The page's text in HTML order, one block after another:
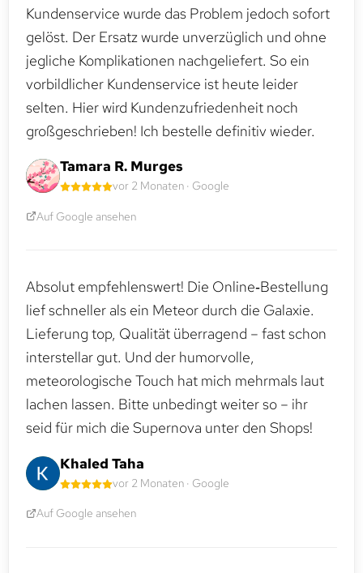
Kundenservice wurde das Problem jedoch sofort
gelöst. Der Ersatz wurde unverzüglich und ohne
jegliche Komplikationen nachgeliefert. So ein
vorbildlicher Kundenservice ist heute leider
selten. Hier wird Kundenzufriedenheit noch
großgeschrieben! Ich bestelle definitiv wieder.
Tamara R. Murges
vor 2 Monaten · Google
Auf Google ansehen
Absolut empfehlenswert! Die Online‑Bestellung
lief schneller als ein Meteor durch die Galaxie.
Lieferung top, Qualität überragend – fast schon
interstellar gut. Und der humorvolle,
meteorologische Touch hat mich mehrmals laut
lachen lassen. Bitte unbedingt weiter so – ihr
seid für mich die Supernova unter den Shops!
Khaled Taha
vor 2 Monaten · Google
Auf Google ansehen